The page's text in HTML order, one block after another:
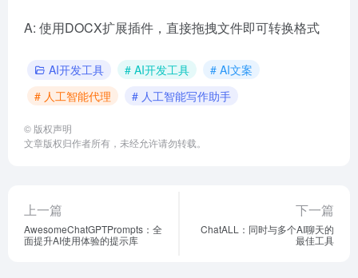
A: 使用DOCX扩展插件，直接拖拽文件即可转换格式
AI开发工具 # AI开发工具
# AI文案
# 人工智能代理
# 人工智能写作助手
© 版权声明
文章版权归作者所有，未经允许请勿转载。
上一篇
AwesomeChatGPTPrompts：全
面提升AI使用体验的提示库
下一篇
ChatALL：同时与多个AI聊天的
最佳工具